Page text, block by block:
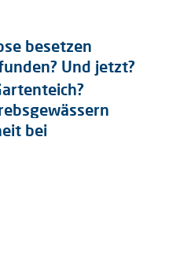
(Foto: O.Hauck Alfred-
besetzen
Und jetzt?
bei